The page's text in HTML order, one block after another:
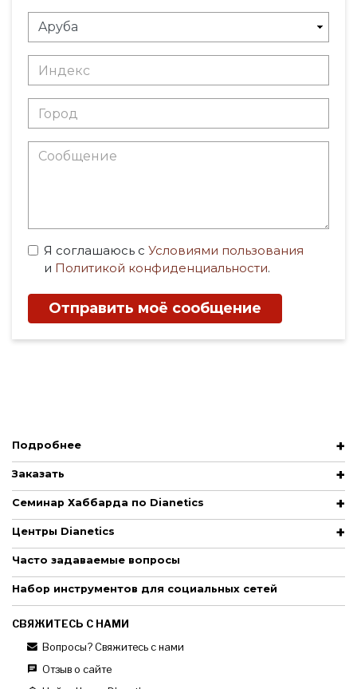
Я соглашаюсь с Условиями пользования
и Политикой конфиденциальности.
Отправить моё сообщение
Подробнее
Заказать
Семинар Хаббарда по Dianetics
Центры Dianetics
Часто задаваемые вопросы
Набор инструментов для социальных сетей
СВЯЖИТЕСЬ С НАМИ
Вопросы? Свяжитесь с нами
Отзыв о сайте